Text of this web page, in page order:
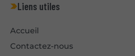
Liens utiles
Accueil
Contactez-nous